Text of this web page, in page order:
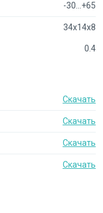
-30...+65
34x14x8
0.4
Скачать
Скачать
Скачать
Скачать